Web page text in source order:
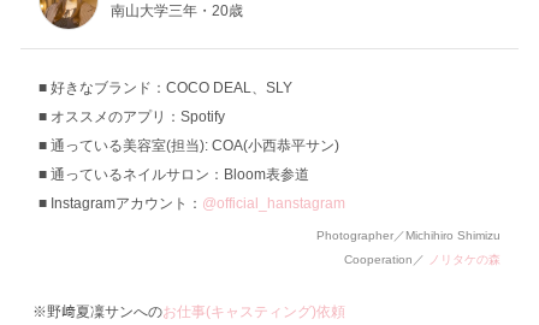
南山大学三年・20歳
好きなブランド：COCO DEAL、SLY
オススメのアプリ：Spotify
通っている美容室(担当): COA(小西恭平サン)
通っているネイルサロン：Bloom表参道
Instagramアカウント： @official_hanstagram
Photographer／Michihiro Shimizu
Cooperation／
ノリタケの森
※野﨑夏凜サンへのお仕事(キャスティング)依頼